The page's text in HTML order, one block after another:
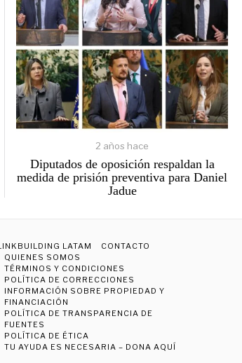
2 años hace
Diputados de oposición respaldan la
medida de prisión preventiva para Daniel
Jadue
LATAM
CONTACTO
QUIENES SOMOS
TÉRMINOS Y CONDICIONES
POLÍTICA DE CORRECCIONES
INFORMACIÓN SOBRE PROPIEDAD Y
FINANCIACIÓN
POLÍTICA DE TRANSPARENCIA DE
FUENTES
POLÍTICA DE ÉTICA
TU AYUDA ES NECESARIA – DONA AQUÍ